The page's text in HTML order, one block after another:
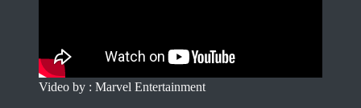
Video by : Marvel Entertainment